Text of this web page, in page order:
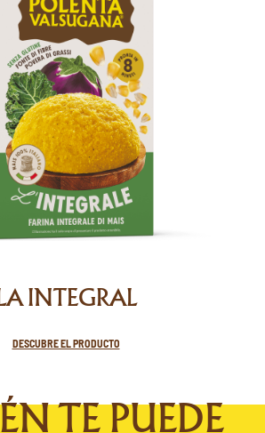
INTEGRAL
DESCUBRE EL PRODUCTO
TE PUEDE